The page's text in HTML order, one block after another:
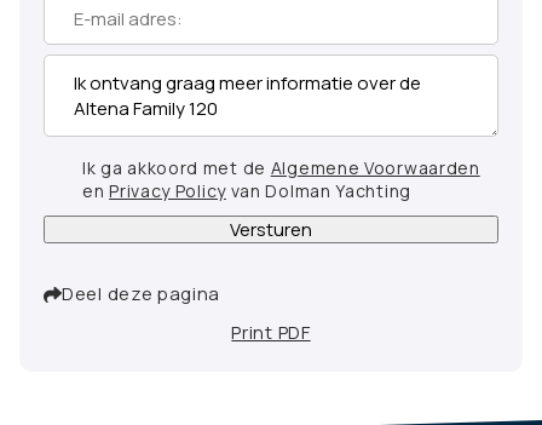
Ik ga akkoord met de Algemene Voorwaarden
enPrivacy Policyvan Dolman Yachting
Versturen
Deel deze pagina
Print PDF